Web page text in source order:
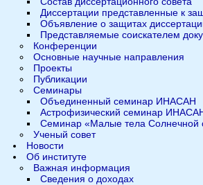
Диссертации представленные к
Объявление о защитах
Представляемые соискателем
Конференции
Основные научные направления
Проекты
Публикации
Семинары
Объединенный семинар ИНАСАН
Астрофизический семинар
Семинар «Малые тела Солнечной
Ученый совет
Новости
Об институте
Важная информация
Сведения о доходах